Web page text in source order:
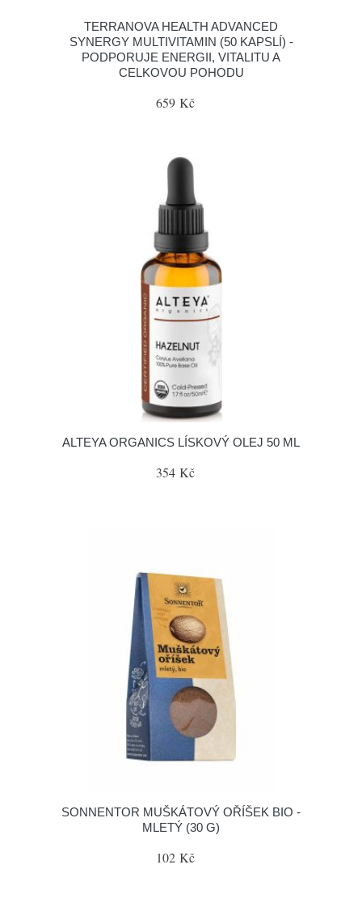
TERRANOVA HEALTH ADVANCED
SYNERGY MULTIVITAMIN (50 KAPSLÍ) -
PODPORUJE ENERGII, VITALITU A
CELKOVOU POHODU
659 Kč
ALTEYA ORGANICS LÍSKOVÝ OLEJ 50 ML
354 Kč
SONNENTOR MUŠKÁTOVÝ OŘÍŠEK BIO -
MLETÝ (30 G)
102 Kč